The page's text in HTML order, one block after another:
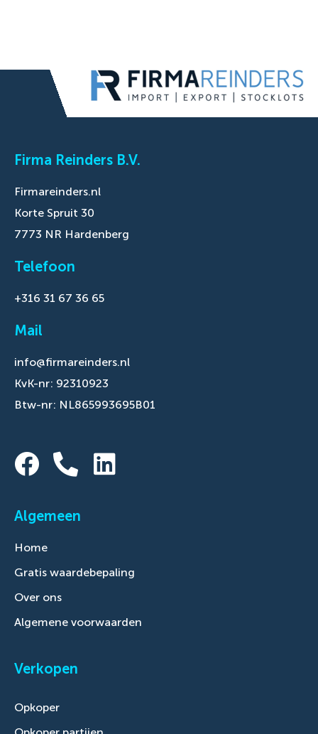
Firma Reinders B.V.
Firmareinders.nl
Korte Spruit 30
7773 NR Hardenberg
Telefoon
+316 31 67 36 65
Mail
info@firmareinders.nl
KvK-nr: 92310923
Btw-nr: NL865993695B01
Algemeen
Home
Gratis waardebepaling
Over ons
Algemene voorwaarden
Verkopen
Opkoper